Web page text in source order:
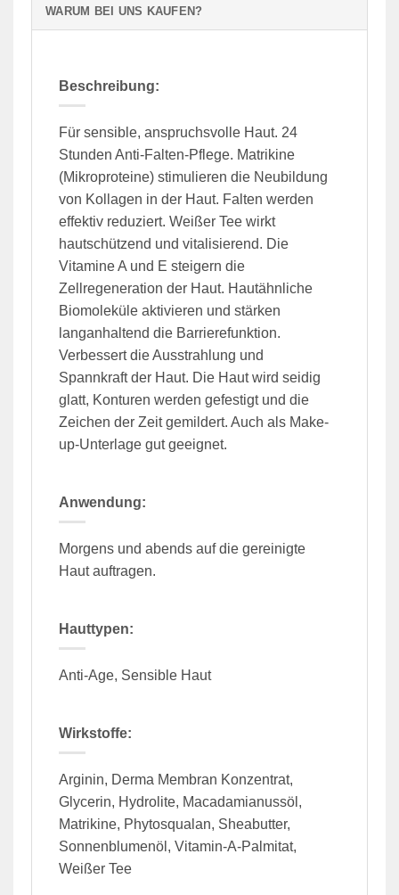
WARUM BEI UNS KAUFEN?
Beschreibung:
Für sensible, anspruchsvolle Haut. 24
Stunden Anti-Falten-Pflege. Matrikine
(Mikroproteine) stimulieren die Neubildung
von Kollagen in der Haut. Falten werden
effektiv reduziert. Weißer Tee wirkt
hautschützend und vitalisierend. Die
Vitamine A und E steigern die
Zellregeneration der Haut. Hautähnliche
Biomoleküle aktivieren und stärken
langanhaltend die Barrierefunktion.
Verbessert die Ausstrahlung und
Spannkraft der Haut. Die Haut wird seidig
glatt, Konturen werden gefestigt und die
Zeichen der Zeit gemildert. Auch als Make-
up-Unterlage gut geeignet.
Anwendung:
Morgens und abends auf die gereinigte
Haut auftragen.
Hauttypen:
Anti-Age, Sensible Haut
Wirkstoffe:
Arginin, Derma Membran Konzentrat,
Glycerin, Hydrolite, Macadamianussöl,
Matrikine, Phytosqualan, Sheabutter,
Sonnenblumenöl, Vitamin-A-Palmitat,
Weißer Tee